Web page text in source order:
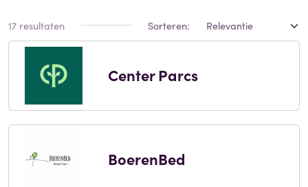
17 resultaten Sorteren:
Center Parcs
BoerenBed